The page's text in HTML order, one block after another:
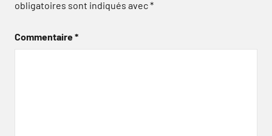
obligatoires sont indiqués avec*
Commentaire*